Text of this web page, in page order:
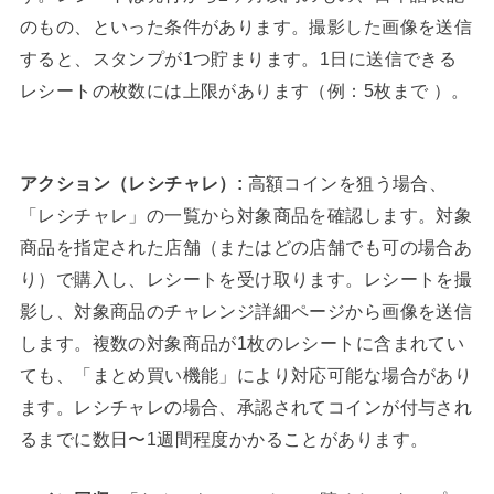
のもの、といった条件があります。撮影した画像を送信
すると、スタンプが1つ貯まります。1日に送信できる
レシートの枚数には上限があります（例：5枚まで ）。
アクション（レシチャレ）: 高額コインを狙う場合、
「レシチャレ」の一覧から対象商品を確認します。対象
商品を指定された店舗（またはどの店舗でも可の場合あ
り）で購入し、レシートを受け取ります。レシートを撮
影し、対象商品のチャレンジ詳細ページから画像を送信
します。複数の対象商品が1枚のレシートに含まれてい
ても、「まとめ買い機能」により対応可能な場合があり
ます。レシチャレの場合、承認されてコインが付与され
るまでに数日〜1週間程度かかることがあります。